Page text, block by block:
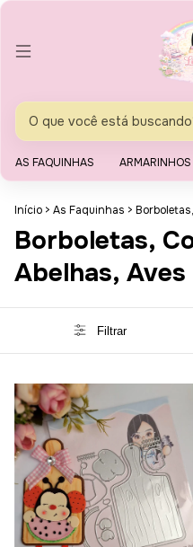
AS FAQUINHAS ARMARINHOS
Início > As Faquinhas >
Borboletas,
Abelhas,
Filtrar